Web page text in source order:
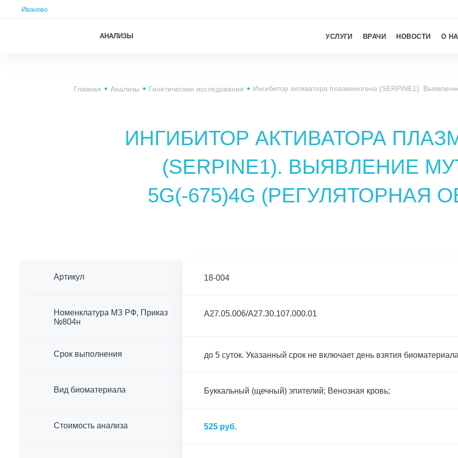
Иваново
АНАЛИЗЫ УСЛУГИ ВРАЧИ НОВОСТИ О
Главная Анализы Генетические исследования Ингибитор активатора плазминогена (SERPINE1).
ИНГИБИТОР АКТИВАТОРА
(SERPINE1). ВЫЯВЛЕНИЕ
5G(-675)4G (РЕГУЛЯТОРНАЯ
Артикул 18-004
Номенклатура МЗ РФ, Приказ
№804н
A27.05.006/A27.30.107.000.01
Срок выполнения до 5 суток. Указанный срок не включает день взятия
Вид биоматериала Буккальный (щечный) эпителий; Венозная кровь;
Cтоимость анализа 525 руб.